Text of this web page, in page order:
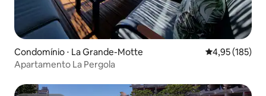
Condomínio ⋅ La Grande-Motte 4,95 de uma
4,95 (185)
Apartamento La Pergola